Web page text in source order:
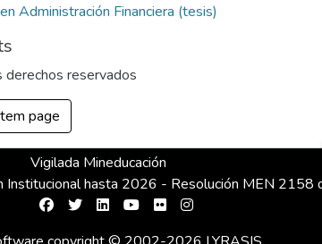
Administración Financiera (tesis)
derechos reservados
page
Vigilada Mineducación
Institucional hasta 2026 - Resolución MEN 2158